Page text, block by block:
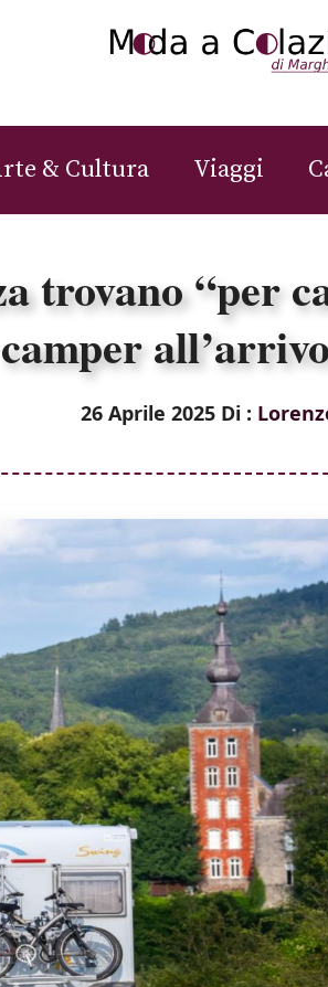
& Cultura Viaggi
trovano “per
camper
26 Aprile 2025 Di :